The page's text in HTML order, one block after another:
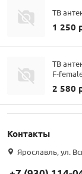
ТВ
1 250
ТВ
F-
2 580
Контакты
Ярославль, ул.